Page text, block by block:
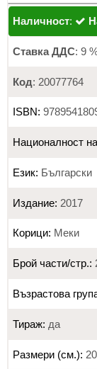
Наличност:
Ставка ДДС: 9
Код: 20077764
ISBN:
Националност
Език: Български
Издание: 2017
Корици: Меки
Брой части/стр.:
Възрастова
Тираж: да
Размери (см.):